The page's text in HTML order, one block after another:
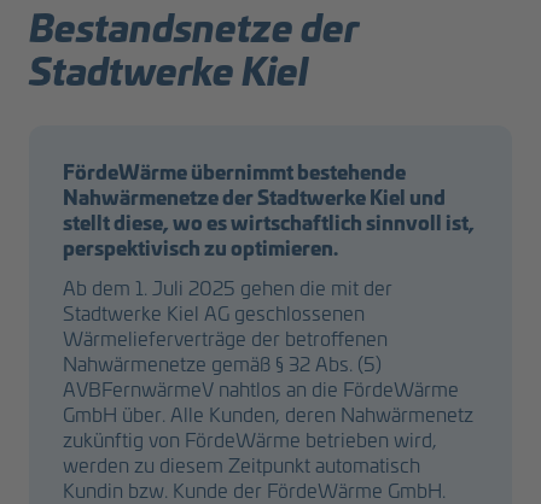
Bestandsnetze der
Stadtwerke Kiel
FördeWärme übernimmt bestehende
Nahwärmenetze der Stadtwerke Kiel und
stellt diese, wo es wirtschaftlich sinnvoll ist,
perspektivisch zu optimieren.
Ab dem 1. Juli 2025 gehen die mit der
Stadtwerke Kiel AG geschlossenen
Wärmelieferverträge der betroffenen
Nahwärmenetze gemäß § 32 Abs. (5)
AVBFernwärmeV nahtlos an die FördeWärme
GmbH über. Alle Kunden, deren Nahwärmenetz
zukünftig von FördeWärme betrieben wird,
werden zu diesem Zeitpunkt automatisch
Kundin bzw. Kunde der FördeWärme GmbH.